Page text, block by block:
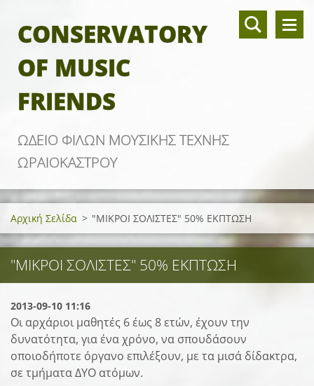
CONSERVATORY
OF MUSIC
FRIENDS
ΩΔΕΙΟ ΦΙΛΩΝ ΜΟΥΣΙΚΗΣ ΤΕΧΝΗΣ
ΩΡΑΙΟΚΑΣΤΡΟΥ
Αρχική Σελίδα > "ΜΙΚΡΟΙ ΣΟΛΙΣΤΕΣ" 50% ΕΚΠΤΩΣΗ
"ΜΙΚΡΟΙ ΣΟΛΙΣΤΕΣ" 50% ΕΚΠΤΩΣΗ
2013-09-10 11:16
Οι αρχάριοι μαθητές 6 έως 8 ετών, έχουν την
δυνατότητα, για ένα χρόνο, να σπουδάσουν
οποιοδήποτε όργανο επιλέξουν, με τα μισά δίδακτρα,
σε τμήματα ΔΥΟ ατόμων.